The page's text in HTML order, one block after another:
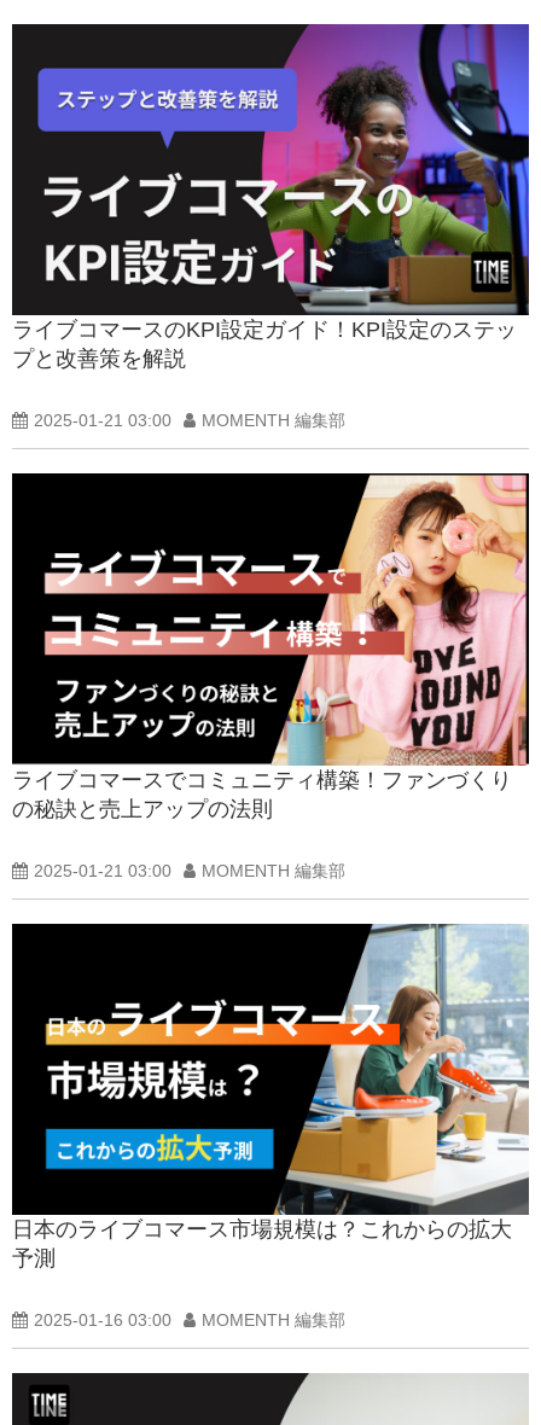
ライブコマースのKPI設定ガイド！KPI設定のステッ
プと改善策を解説
2025-01-21 03:00 MOMENTH 編集部
ライブコマースでコミュニティ構築！ファンづくり
の秘訣と売上アップの法則
2025-01-21 03:00 MOMENTH 編集部
日本のライブコマース市場規模は？これからの拡大
予測
2025-01-16 03:00 MOMENTH 編集部